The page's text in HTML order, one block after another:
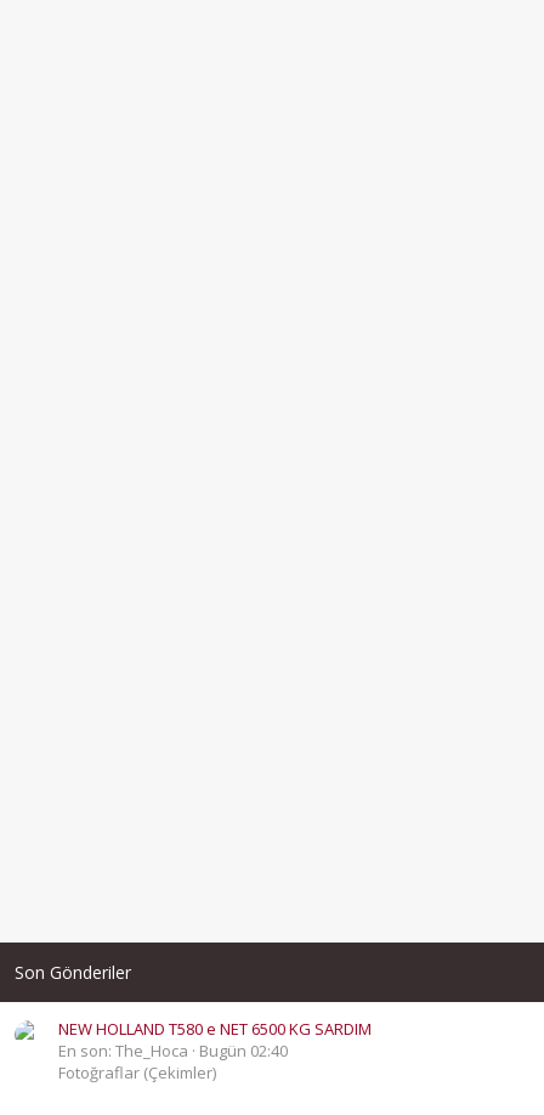
Son Gönderiler
NEW HOLLAND T580 e NET 6500 KG SARDIM
En son: The_Hoca
Bugün 02:40
Fotoğraflar (Çekimler)